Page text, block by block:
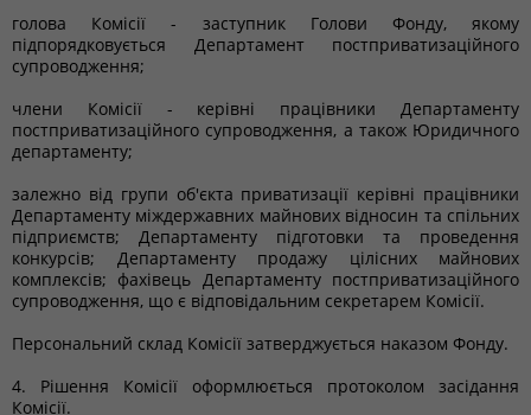
голова Комісії - заступник Голови Фонду, якому
підпорядковується Департамент постприватизаційного
супроводження;
члени Комісії - керівні працівники Департаменту
постприватизаційного супроводження, а також Юридичного
департаменту;
залежно від групи об'єкта приватизації керівні працівники
Департаменту міждержавних майнових відносин та спільних
підприємств; Департаменту підготовки та проведення
конкурсів; Департаменту продажу цілісних майнових
комплексів; фахівець Департаменту постприватизаційного
супроводження, що є відповідальним секретарем Комісії.
Персональний склад Комісії затверджується наказом Фонду.
4. Рішення Комісії оформлюється протоколом засідання
Комісії.